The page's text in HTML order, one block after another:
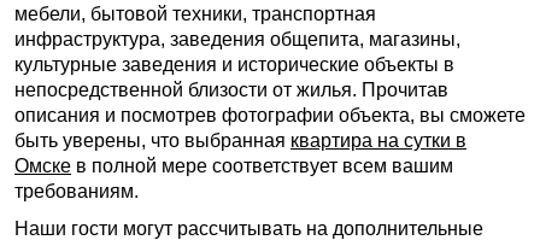
мебели, бытовой техники, транспортная
инфраструктура, заведения общепита, магазины,
культурные заведения и исторические объекты в
непосредственной близости от жилья. Прочитав
описания и посмотрев фотографии объекта, вы сможете
быть уверены, что выбранная квартира на сутки в
Омске в полной мере соответствует всем вашим
требованиям.
Наши гости могут рассчитывать на дополнительные